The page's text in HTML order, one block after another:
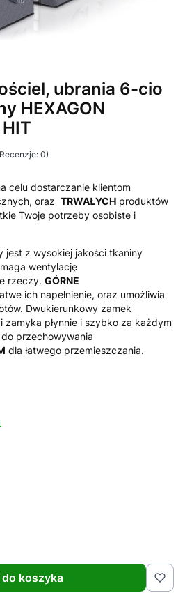
ubrania 6-cio
HEXAGON
0)
celu dostarczanie klientom
oraz TRWAŁYCH produktów
Twoje potrzeby osobiste i
jest z wysokiej jakości tkaniny
wentylację
rzeczy. GÓRNE
ich napełnienie, oraz umożliwia
Dwukierunkowy zamek
zamyka płynnie i szybko za każdym
przechowywania
dla łatwego przemieszczania.
do koszyka